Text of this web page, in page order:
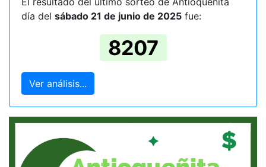
día del sábado 21 de junio de 2025 fue:
8207
Ver análisis...